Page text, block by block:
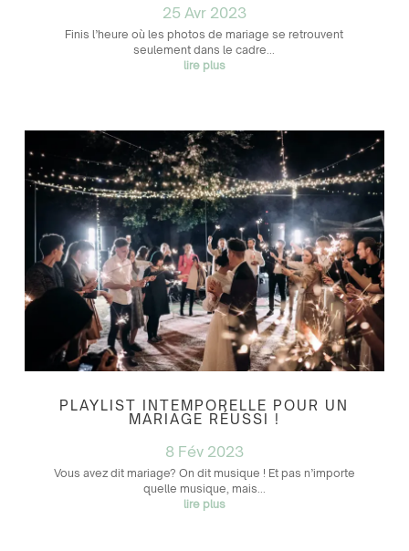
25 Avr 2023
Finis l’heure où les photos de mariage se retrouvent
seulement dans le cadre...
lire plus
PLAYLIST INTEMPORELLE POUR UN
MARIAGE RÉUSSI !
8 Fév 2023
Vous avez dit mariage? On dit musique ! Et pas n’importe
quelle musique, mais...
lire plus